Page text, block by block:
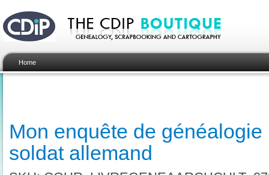
Home
Mon enquête de généalogie
soldat allemand